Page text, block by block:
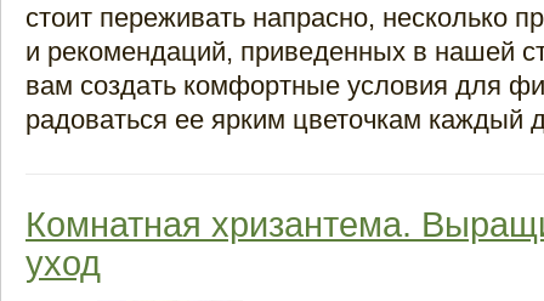
стоит переживать напрасно, несколько
и рекомендаций, приведенных в нашей
вам создать комфортные условия для
радоваться ее ярким цветочкам каждый
Комнатная хризантема.
уход